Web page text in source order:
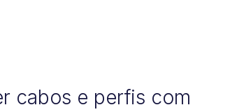
cabos e perfis com